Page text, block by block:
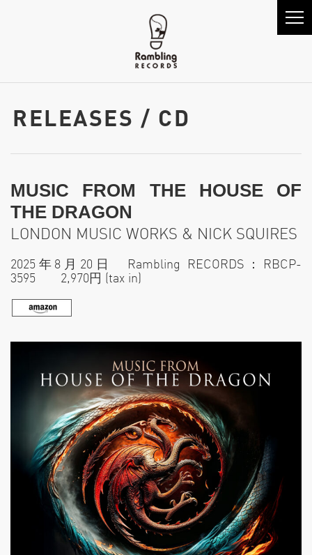
RELEASES / CD
MUSIC FROM THE HOUSE OF
THE DRAGON
LONDON MUSIC WORKS & NICK SQUIRES
2025年8⽉20⽇ Rambling RECORDS：RBCP-
3595 2,970円 (tax in)